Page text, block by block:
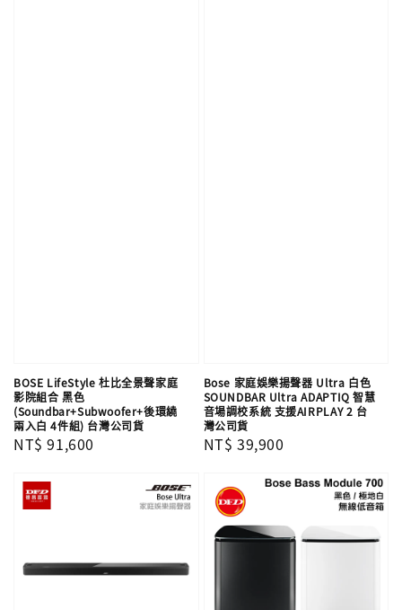
BOSE LifeStyle 杜比全景聲家庭
影院組合 黑色
(Soundbar+Subwoofer+後環繞
兩入白 4件組) 台灣公司貨
Regular
NT$ 91,600
Bose 家庭娛樂揚聲器 Ultra 白色
SOUNDBAR Ultra ADAPTIQ 智慧
音場調校系統 支援AIRPLAY 2 台
灣公司貨
Regular
NT$ 39,900